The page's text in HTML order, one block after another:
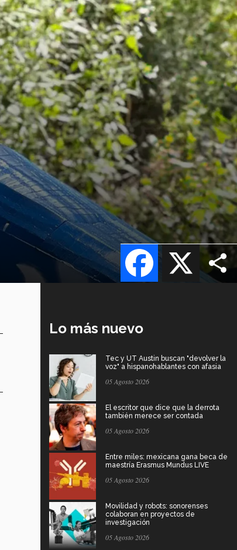
X
Facebook
Lo más nuevo
Tec y UT Austin buscan "devolver la
voz" a hispanohablantes con afasia
05 Agosto 2026
El escritor que dice que la derrota
también merece ser contada
05 Agosto 2026
Entre miles: mexicana gana beca de
maestría Erasmus Mundus LIVE
05 Agosto 2026
Movilidad y robots: sonorenses
colaboran en proyectos de
investigación
05 Agosto 2026